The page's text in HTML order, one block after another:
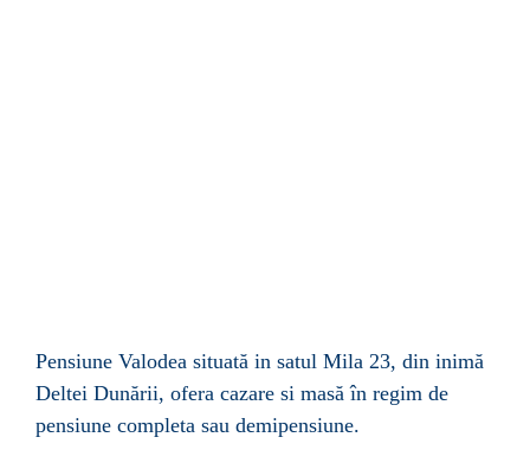
Pensiune Valodea situată in satul Mila 23, din inimă
Deltei Dunării, ofera cazare si masă în regim de
pensiune completa sau demipensiune.